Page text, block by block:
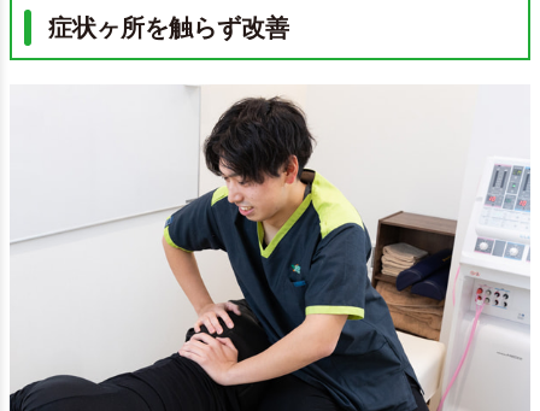
症状ヶ所を触らず改善